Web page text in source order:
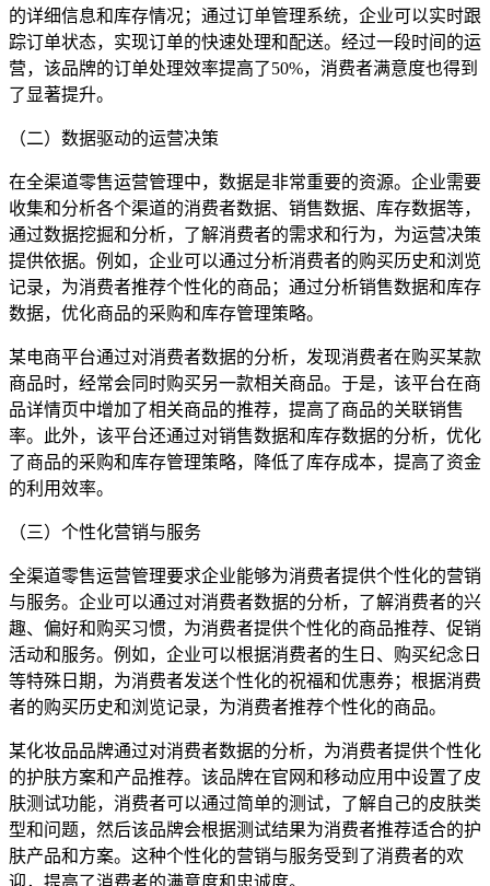
的详细信息和库存情况；通过订单管理系统，企业可以实时跟
踪订单状态，实现订单的快速处理和配送。经过一段时间的运
营，该品牌的订单处理效率提高了50%，消费者满意度也得到
了显著提升。
（二）数据驱动的运营决策
在全渠道零售运营管理中，数据是非常重要的资源。企业需要
收集和分析各个渠道的消费者数据、销售数据、库存数据等，
通过数据挖掘和分析，了解消费者的需求和行为，为运营决策
提供依据。例如，企业可以通过分析消费者的购买历史和浏览
记录，为消费者推荐个性化的商品；通过分析销售数据和库存
数据，优化商品的采购和库存管理策略。
某电商平台通过对消费者数据的分析，发现消费者在购买某款
商品时，经常会同时购买另一款相关商品。于是，该平台在商
品详情页中增加了相关商品的推荐，提高了商品的关联销售
率。此外，该平台还通过对销售数据和库存数据的分析，优化
了商品的采购和库存管理策略，降低了库存成本，提高了资金
的利用效率。
（三）个性化营销与服务
全渠道零售运营管理要求企业能够为消费者提供个性化的营销
与服务。企业可以通过对消费者数据的分析，了解消费者的兴
趣、偏好和购买习惯，为消费者提供个性化的商品推荐、促销
活动和服务。例如，企业可以根据消费者的生日、购买纪念日
等特殊日期，为消费者发送个性化的祝福和优惠券；根据消费
者的购买历史和浏览记录，为消费者推荐个性化的商品。
某化妆品品牌通过对消费者数据的分析，为消费者提供个性化
的护肤方案和产品推荐。该品牌在官网和移动应用中设置了皮
肤测试功能，消费者可以通过简单的测试，了解自己的皮肤类
型和问题，然后该品牌会根据测试结果为消费者推荐适合的护
肤产品和方案。这种个性化的营销与服务受到了消费者的欢
迎，提高了消费者的满意度和忠诚度。